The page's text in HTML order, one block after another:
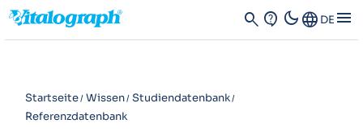
search contact_support dark_modeLanguage DE menu
Startseite Wissen Studiendatenbank
Referenzdatenbank